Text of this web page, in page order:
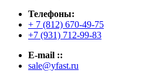
Телефоны:
+ 7 (812) 670-49-75
+7 (931) 712-99-83
E-mail ::
sale@yfast.ru